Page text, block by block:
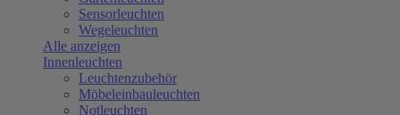
Sensorleuchten
Wegeleuchten
Alle anzeigen
Innenleuchten
Leuchtenzubehör
Möbeleinbauleuchten
Notleuchten